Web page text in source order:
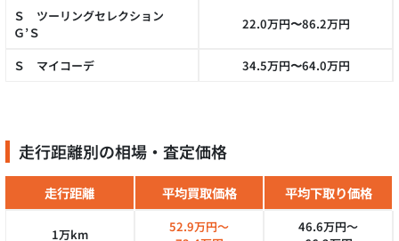
Ｓ ツーリングセレクション
Ｇ’Ｓ
22.0万円〜86.2万円
Ｓ マイコーデ 34.5万円〜64.0万円
走行距離別の相場・査定価格
走行距離 平均買取価格 平均下取り価格
1万km
52.9万円～
46.6万円～